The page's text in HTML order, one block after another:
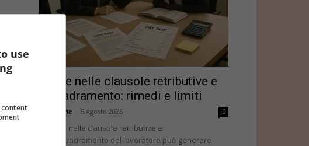
Errore nelle clausole retributive e
inquadramento: rimedi e limiti
Redazione 5 Agosto 2026 0
L’errore nelle clausole retributive e
nell’inquadramento del lavoratore può generare
use
content